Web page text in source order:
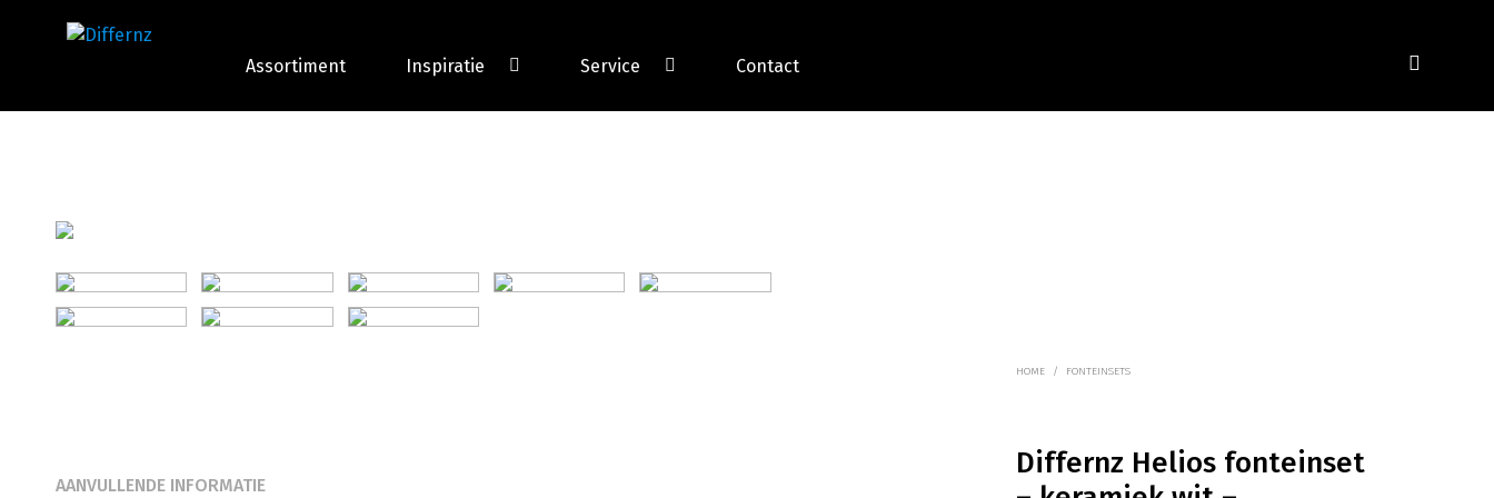
Assortiment Inspiratie Service Contact
HOME / FONTEINSETS
Differnz Helios fonteinset
AANVULLENDE INFORMATIE